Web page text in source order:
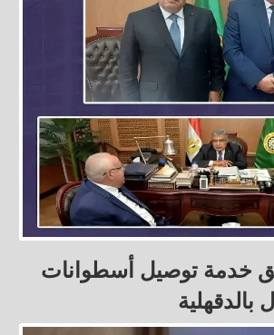
خدمة توصيل أسطوانات
بالدقهلية